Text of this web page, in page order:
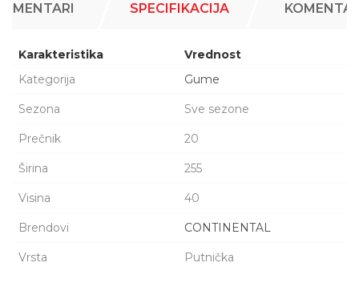
SPECIFIKACIJA
Karakteristika
Vrednost
Kategorija
Gume
Sezona Sve sezone
Prečnik 20
Širina 255
Visina 40
Brendovi CONTINENTAL
Vrsta Putnička